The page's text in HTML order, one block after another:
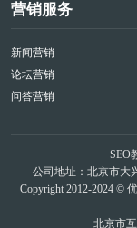
营销服务
新闻营销
论坛营销
问答营销
SEO
公司地址：北京市大
Copyright 2012-2024 ©
北京市